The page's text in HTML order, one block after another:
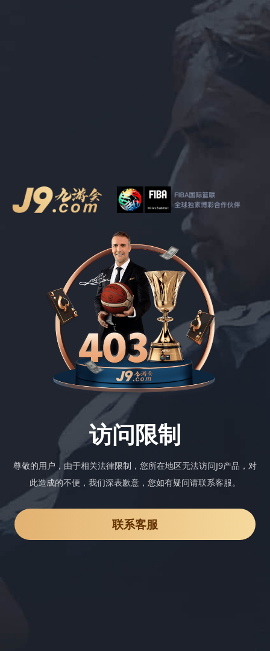
访问限制
尊敬的用户，由于相关法律限制，您所在地区无法访问J9产品，对
此造成的不便，我们深表歉意，您如有疑问请联系客服。
联系客服